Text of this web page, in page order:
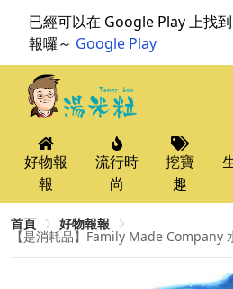
已經可以在 Google Play 上找
報囉～ Google Play
好物報
報
流行時
尚
挖寶
趣
首頁 好物報報
【是消耗品】Family Made Company